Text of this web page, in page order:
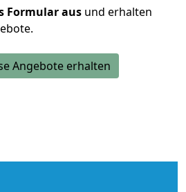
Formular aus und erhalten
Angebote erhalten